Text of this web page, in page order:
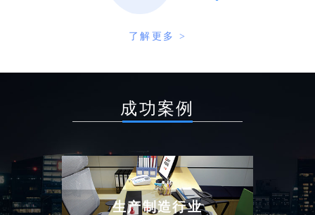
了解更多 >
成功案例
生产制造行业